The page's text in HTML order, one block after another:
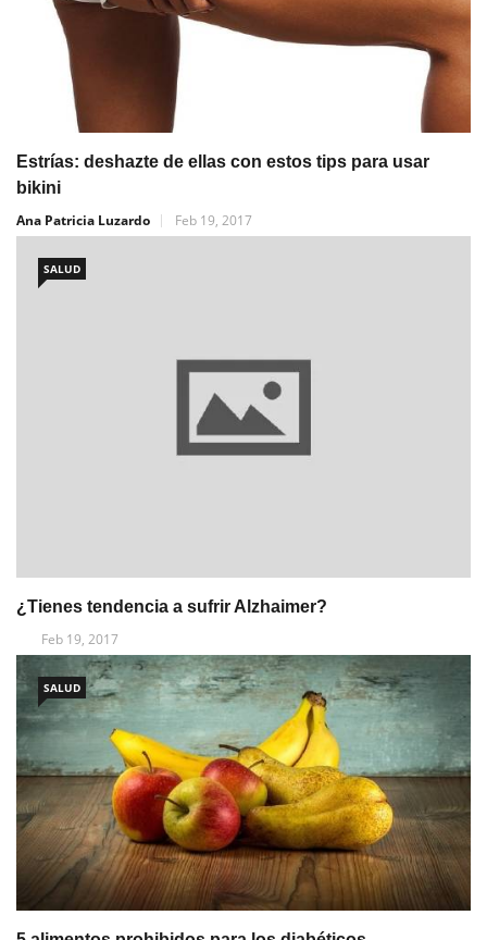
Estrías: deshazte de ellas con estos tips para usar
bikini
Ana Patricia Luzardo
Feb 19, 2017
SALUD
¿Tienes tendencia a sufrir Alzhaimer?
Feb 19, 2017
SALUD